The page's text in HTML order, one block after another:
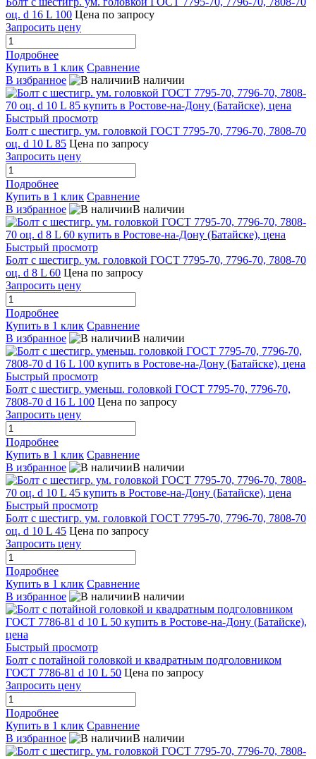
оц. d 16 L 100 Цена по запросу
Запросить цену
Подробнее
Купить в 1 клик Сравнение
В избранное
В наличии
Быстрый просмотр
Болт с шестигр. ум. головкой ГОСТ 7795-70, 7796-70, 7808-70
оц. d 10 L 85 Цена по запросу
Запросить цену
Подробнее
Купить в 1 клик Сравнение
В избранное
В наличии
Быстрый просмотр
Болт с шестигр. ум. головкой ГОСТ 7795-70, 7796-70, 7808-70
оц. d 8 L 60 Цена по запросу
Запросить цену
Подробнее
Купить в 1 клик Сравнение
В избранное
В наличии
Быстрый просмотр
Болт с шестигр. уменьш. головкой ГОСТ 7795-70, 7796-70,
7808-70 d 16 L 100 Цена по запросу
Запросить цену
Подробнее
Купить в 1 клик Сравнение
В избранное
В наличии
Быстрый просмотр
Болт с шестигр. ум. головкой ГОСТ 7795-70, 7796-70, 7808-70
оц. d 10 L 45 Цена по запросу
Запросить цену
Подробнее
Купить в 1 клик Сравнение
В избранное
В наличии
Быстрый просмотр
Болт с потайной головкой и квадратным подголовником
ГОСТ 7786-81 d 10 L 50 Цена по запросу
Запросить цену
Подробнее
Купить в 1 клик Сравнение
В избранное
В наличии